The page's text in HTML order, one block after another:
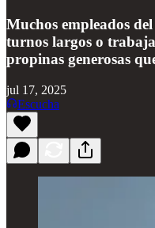
Muchos empleados
turnos largos o
propinas generosas
jul 17, 2025
Escucha